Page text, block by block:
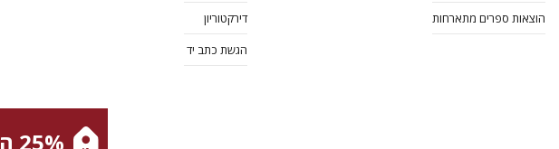
הוצאות ספרים מתארחות
דירקטוריון
הגשת כתב יד
25% הנחה ברכישה ראשונה